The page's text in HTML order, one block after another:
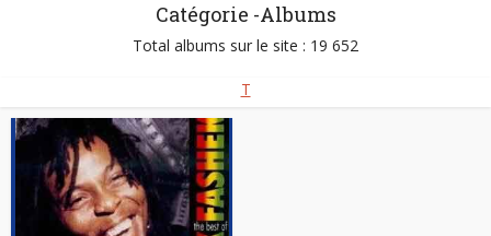
Catégorie -Albums
Total albums sur le site : 19 652
T